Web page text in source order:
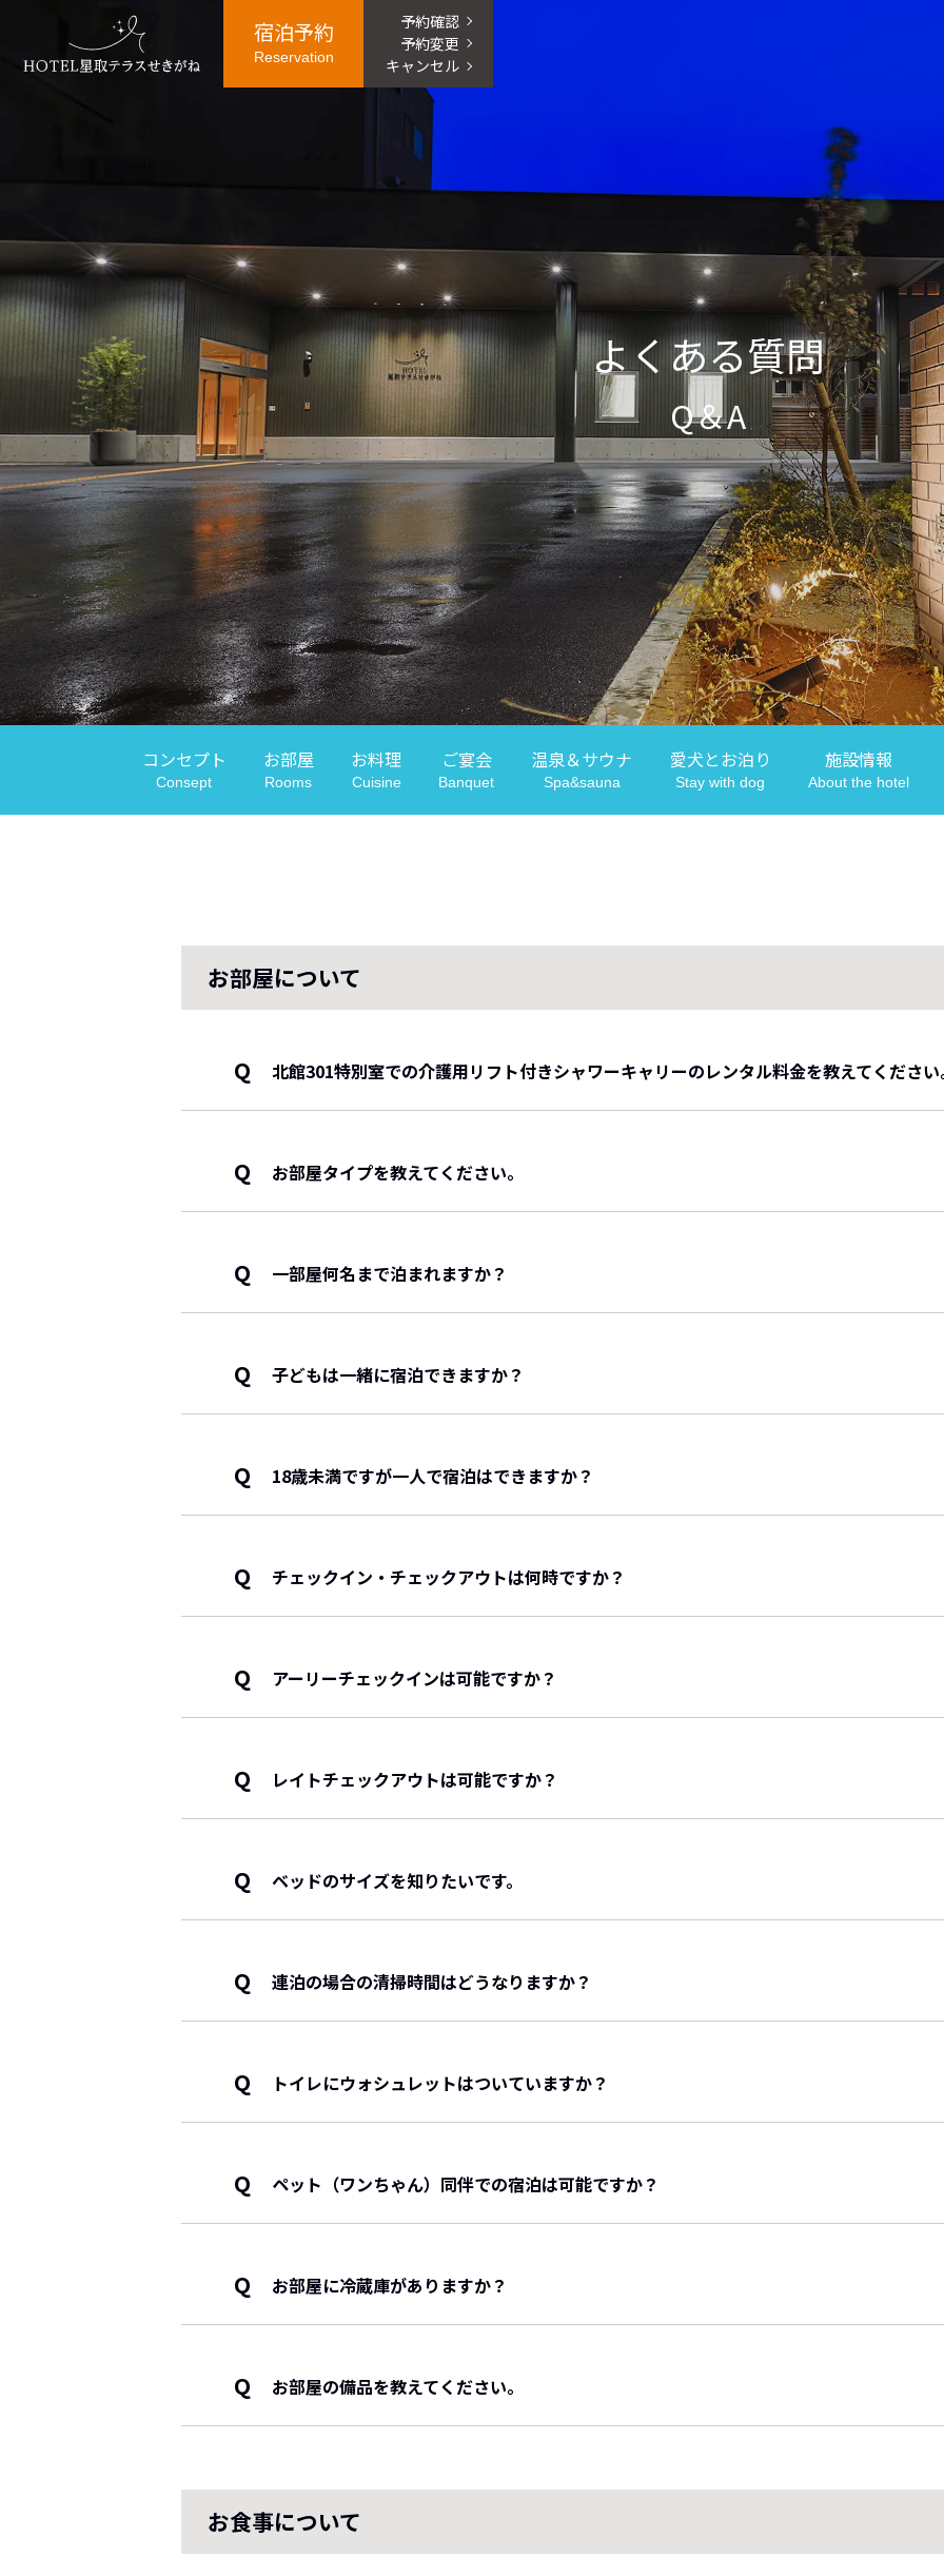
宿泊予約
Reservation
予約確認
予約変更
キャンセル
空室カレンダーから予約
コンセプト
愛犬とお泊り
よくある質問
Q＆A
コンセプト
Consept
お部屋
Rooms
お料理
Cuisine
ご宴会
Banquet
温泉＆サウナ
Spa&sauna
愛犬とお泊り
Stay with dog
施設情報
About the hotel
お部屋について
Q
北館301特別室での介護用リフト付きシャワーキャリーのレンタル料金を教えてください
HOTEL星取テラスせきがね 北館301特別室では、以下の料金にてリフト付きシャワー
一般料金：5,500円（税込）
倉吉市民割引：4,400円（税込）
にてお申し付けください。
Q
お部屋タイプを教えてください。
北館には全13室、お部屋タイプは4タイプございます。
・UDルームUB付き(ユニットバスあり、温泉ではありません)：2部屋
・UDルーム(バスなし)：6部屋
・ワンちゃん泊ルーム(バスなし)：4部屋
・ベッド付一般和室：６部屋
・ベッド付一般和室※電子レンジ付：６部屋
・和洋特別室※内風呂付（ペット可）４F：１部屋
・和洋特別室※内風呂付※電子レンジ付（ペット可）：１部屋
Q
一部屋何名まで泊まれますか？
北館（新館）につきましては、以下の通りです。
・その他のお部屋は、大人3名(＋幼児添い寝1名)でございます。
南館（旧館）につきましては、以下の通りです。
・和洋特別室は、大人6名（＋添い寝2名）
※大人は4名までを推奨しております。
・大きな和室は、大人8名
・ツインルームは、大人2名（＋添い寝2名）
Q
子どもは一緒に宿泊できますか？
可能でございます。
13歳以上（中学生以上）のお子様は大人と同額。
12歳以下は年齢に応じて、子供料金が適用されます。
・10〜12歳 70％ （食事・寝具有）
・3〜5歳 30％ （食事・寝具有）
・0〜2歳 10％ （食事なし・添い寝）
Q
18歳未満ですが一人で宿泊はできますか？
未成年者（18歳未満）のみでご宿泊される場合は、保護者の方の同意書が必要です。
Q
チェックイン・チェックアウトは何時ですか？
チェックイン：15:00～19:00ですが、19時以降になる場合はご相談ください。
Q
アーリーチェックインは可能ですか？
事前にご相談ください。
Q
レイトチェックアウトは可能ですか？
事前にご相談ください。
Q
ベッドのサイズを知りたいです。
北館につきましては、全室下記のタイプです。
・ソファーベッド(特別室以外)：1台（幅102㎝×長さ185㎝）
・エキストラベッド：3台（幅88㎝×長さ201㎝）
・和布団(特別室)：3組
・4F、5Fの和室、和洋室：セミダブルベッド2台（幅120㎝×長さ200㎝）
・1F洋室：シングルベッド2台（幅110㎝×長さ195㎝）
Q
連泊の場合の清掃時間はどうなりますか？
毎日10時～15時の間にお部屋を清掃いたします。
Q
トイレにウォシュレットはついていますか？
全客室、および共用部分に完備しております。
Q
ペット（ワンちゃん）同伴での宿泊は可能ですか？
ペット（ワンちゃん）連れでの宿泊は大歓迎でございます。
わんちゃんと一緒に、ケージから出して室内でお過ごしいただけます。
またペット専用に設計されたお部屋で、ワンちゃんの足に優しい床材を採用、各種アメニティ
さらに直結のプライベートドッグランを備えております。またプライベートドッグランから
旧館１階 ワンちゃん泊★洋室【旧館34平米】UB付「１室」ワンちゃん泊★大きな和室【旧
屋」
旧館４階と５階 ワンちゃん泊★和洋特別室【旧館73平米】バス付「各階１部屋ずつ」
こちらは広々とした特別室で、ワンちゃんとお部屋の中でゆったりとお過ごしいただけます。
ワンちゃんのために設計をした全９室でお迎え致します。
Q
お部屋に冷蔵庫がありますか？
全室に冷蔵庫がございます。
Q
お部屋の備品を教えてください。
すべてのお部屋に冷蔵庫、ケトル、ドライヤー、館内着、金庫等をご用意しております。
お食事について